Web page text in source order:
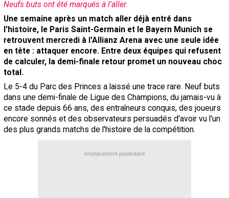
Neufs buts ont été marqués à l'aller.
Une semaine après un match aller déjà entré dans
l'histoire, le Paris Saint-Germain et le Bayern Munich se
retrouvent mercredi à l'Allianz Arena avec une seule idée
en tête : attaquer encore. Entre deux équipes qui refusent
de calculer, la demi-finale retour promet un nouveau choc
total.
Le 5-4 du Parc des Princes a laissé une trace rare. Neuf buts
dans une demi-finale de Ligue des Champions, du jamais-vu à
ce stade depuis 66 ans, des entraîneurs conquis, des joueurs
encore sonnés et des observateurs persuadés d'avoir vu l'un
des plus grands matchs de l'histoire de la compétition.
emplacement publicitaire
Contact / Signaler un bug
Recrutement Maxifoot
Mentions légales
site web Maxifoot.fr